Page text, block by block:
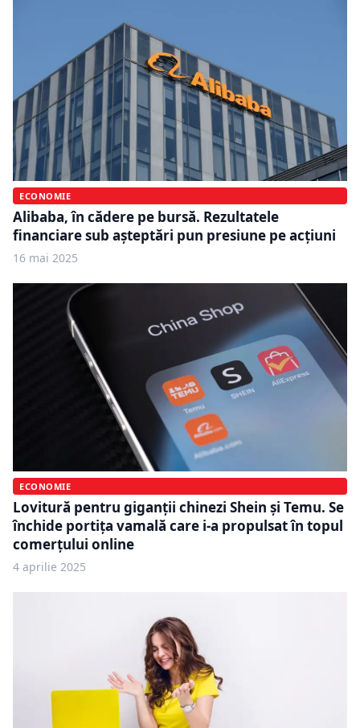
ECONOMIE
Alibaba, în cădere pe bursă. Rezultatele
financiare sub așteptări pun presiune pe acțiuni
16 mai 2025
ECONOMIE
Lovitură pentru giganții chinezi Shein și Temu. Se
închide portița vamală care i-a propulsat în topul
comerțului online
4 aprilie 2025